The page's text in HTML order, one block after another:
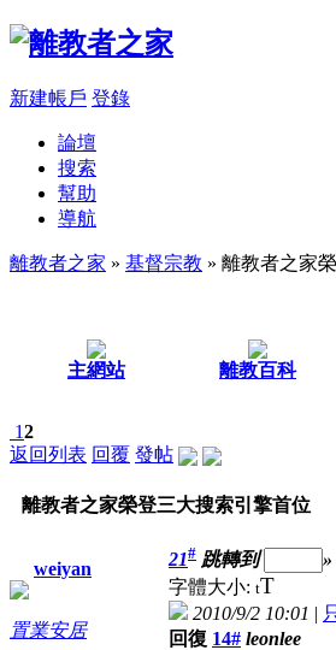
新建帳戶 登錄
論壇
搜索
幫助
導航
離教者之家 » 基督宗教 » 離教者之家
主網站 離教百科
12
返回列表 回覆 發帖
離教者之家榮登三大搜索引擎首位
weiyan
置業安居
21# 跳轉到
»
字體大小: tT
2010/9/2 10:01 |
回復 14# leonlee